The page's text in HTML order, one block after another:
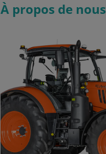
À propos de nous